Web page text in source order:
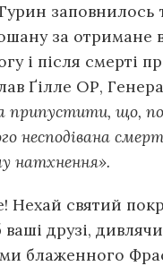
за
і після смерті
Ґілле ОР,
що,
несподівана
натхнення».
Нехай святий
ваші друзі,
блаженного